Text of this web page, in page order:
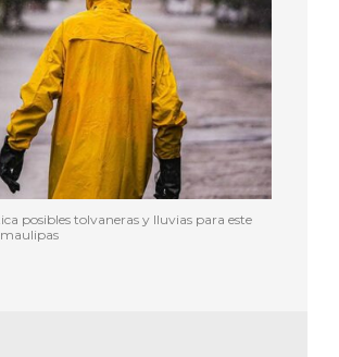
posibles tolvaneras y lluvias para este